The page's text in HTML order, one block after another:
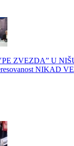
ZVEZDA” U
NIKAD